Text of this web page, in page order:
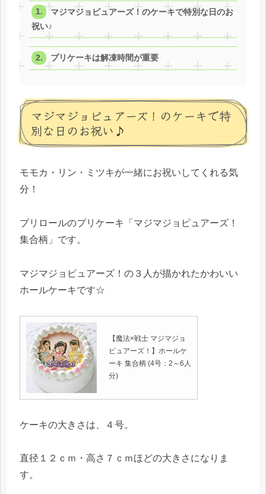
マジマジョピュアーズ！のケーキで特別な日のお
祝い♪
プリケーキは解凍時間が重要
マジマジョピュアーズ！のケーキで特
別な日のお祝い♪
モモカ・リン・ミツキが一緒にお祝いしてくれる気
分！
プリロールのプリケーキ「マジマジョピュアーズ！
集合柄」です。
マジマジョピュアーズ！の３人が描かれたかわいい
ホールケーキです☆
【魔法×戦士 マジマジョ
ピュアーズ！】ホールケ
ーキ 集合柄 (4号：2～6人
分)
ケーキの大きさは、４号。
直径１２ｃｍ・高さ７ｃｍほどの大きさになりま
す。